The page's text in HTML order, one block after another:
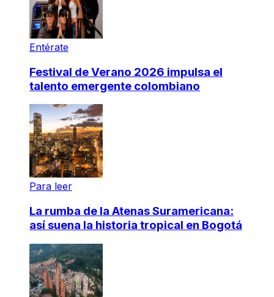
Entérate
Festival de Verano 2026 impulsa el
talento emergente colombiano
Para leer
La rumba de la Atenas Suramericana:
así suena la historia tropical en Bogotá